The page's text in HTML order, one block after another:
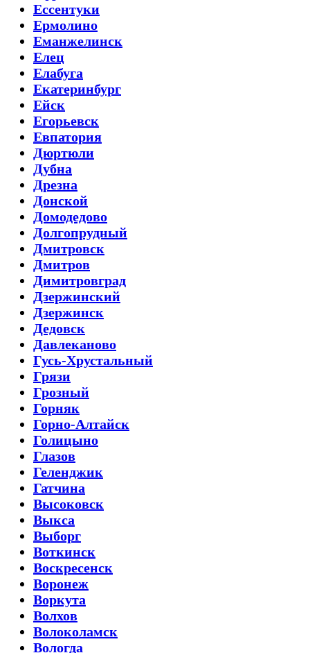
Ессентуки
Ермолино
Еманжелинск
Елец
Елабуга
Екатеринбург
Ейск
Егорьевск
Евпатория
Дюртюли
Дубна
Дрезна
Донской
Домодедово
Долгопрудный
Дмитровск
Дмитров
Димитровград
Дзержинский
Дзержинск
Дедовск
Давлеканово
Гусь-Хрустальный
Грязи
Грозный
Горняк
Горно-Алтайск
Голицыно
Глазов
Геленджик
Гатчина
Высоковск
Выкса
Выборг
Воткинск
Воскресенск
Воронеж
Воркута
Волхов
Волоколамск
Вологда